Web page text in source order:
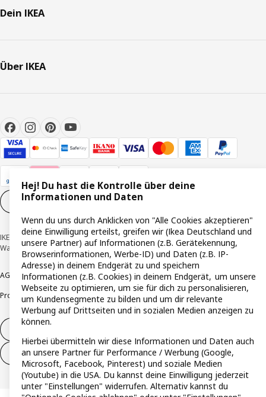
Dein IKEA
Über IKEA
Cookie-Einstellungen
IKEA Deutschland GmbH & Co. KG - Am Wandersmann 2-4, 65719 Hofheim-
Wallau © Inter IKEA Systems B.V. 1999-2026
AGB BarrierefreiheitCookie-RichtlinieDatenschutzerklärungImpressum
ProduktrückrufeResponsible DisclosureVertrauensstelle
Vertrag widerrufen (Services & Leistungen)
Hej! Du hast die Kontrolle über deine
Informationen und Daten
Wenn du uns durch Anklicken von "Alle Cookies akzeptieren"
deine Einwilligung erteilst, greifen wir (Ikea Deutschland und
unsere Partner) auf Informationen (z.B. Gerätekennung,
Browserinformationen, Werbe-ID) und Daten (z.B. IP-
Adresse) in deinem Endgerät zu und speichern
Informationen (z.B. Cookies) in deinem Endgerät, um unsere
Webseite zu optimieren, um sie für dich zu personalisieren,
um Kundensegmente zu bilden und um dir relevante
Werbung auf Drittseiten und in sozialen Medien anzeigen zu
können.
Hierbei übermitteln wir diese Informationen und Daten auch
an unsere Partner für Performance / Werbung (Google,
Microsoft, Facebook, Pinterest) und soziale Medien
(Youtube) in die USA. Du kannst deine Einwilligung jederzeit
unter "Einstellungen" widerrufen. Alternativ kannst du